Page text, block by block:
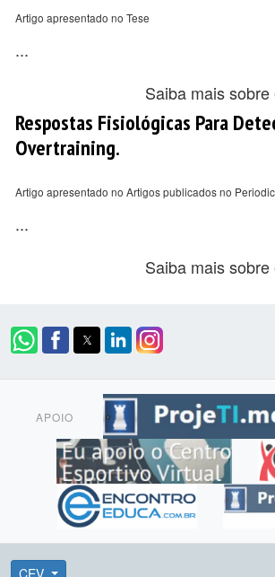
Artigo apresentado no Tese
...
Saiba mais sobre
Respostas Fisiológicas Para
Overtraining.
Artigo apresentado no Artigos publicados no
...
Saiba mais sobre
APOIO
CEV